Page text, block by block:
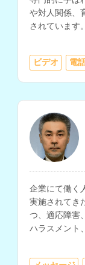
や対人関係、
されています。
ビデオ 電
企業にて働く
実施されてき
つ、適応障害
ハラスメント